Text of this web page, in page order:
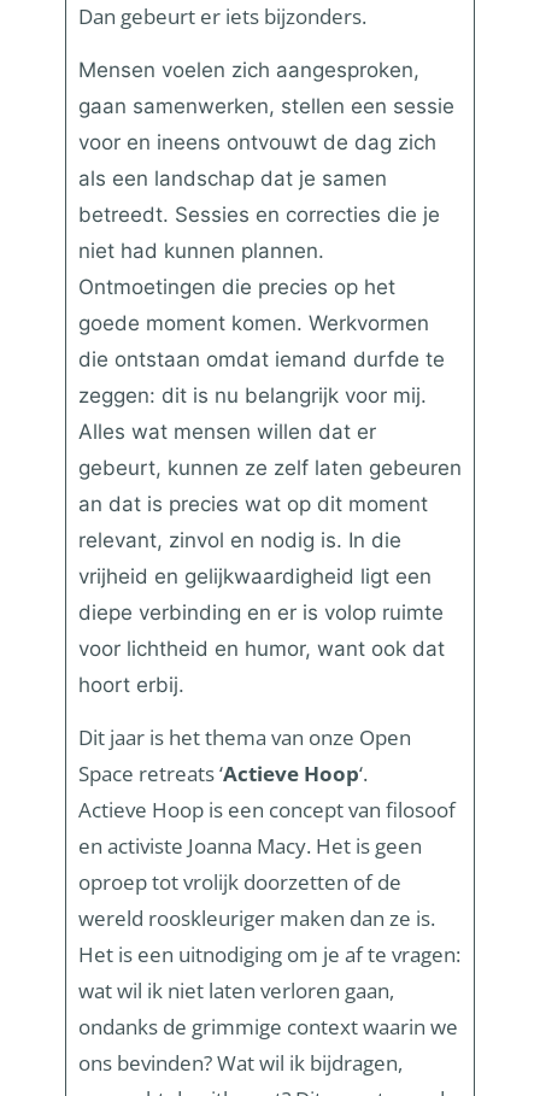
Dan gebeurt er iets bijzonders.
Mensen voelen zich aangesproken,
gaan samenwerken, stellen een sessie
voor en ineens ontvouwt de dag zich
als een landschap dat je samen
betreedt. Sessies en correcties die je
niet had kunnen plannen.
Ontmoetingen die precies op het
goede moment komen. Werkvormen
die ontstaan omdat iemand durfde te
zeggen: dit is nu belangrijk voor mij.
Alles wat mensen willen dat er
gebeurt, kunnen ze zelf laten gebeuren
an dat is precies wat op dit moment
relevant, zinvol en nodig is. In die
vrijheid en gelijkwaardigheid ligt een
diepe verbinding en er is volop ruimte
voor lichtheid en humor, want ook dat
hoort erbij.
Dit jaar is het thema van onze Open
Space retreats ‘Actieve Hoop‘.
Actieve Hoop is een concept van filosoof
en activiste Joanna Macy. Het is geen
oproep tot vrolijk doorzetten of de
wereld rooskleuriger maken dan ze is.
Het is een uitnodiging om je af te vragen:
wat wil ik niet laten verloren gaan,
ondanks de grimmige context waarin we
ons bevinden? Wat wil ik bijdragen,